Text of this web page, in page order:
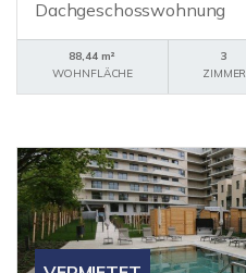
Dachgeschosswohnung
88,44 m²
WOHNFLÄCHE
3
ZIMMER